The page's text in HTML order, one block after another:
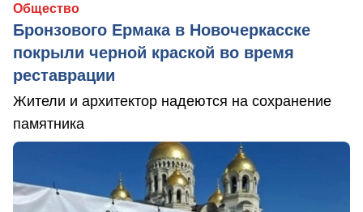
Общество
Бронзового Ермака в Новочеркасске
покрыли черной краской во время
реставрации
Жители и архитектор надеются на сохранение
памятника